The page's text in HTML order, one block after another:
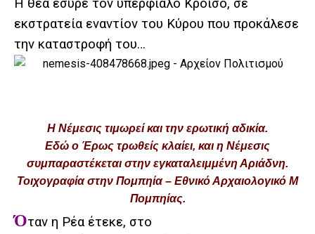
Η θεά έσυρε τον υπερφίαλο Κροίσο, σε
εκστρατεία εναντίον του Κύρου που προκάλεσε
την καταστροφή του…
H Νέμεσις τιμωρεί και την ερωτική αδικία.
Εδώ ο Έρως τρωθείς κλαίει, και η Νέμεσις
συμπαραστέκεται στην εγκαταλειμμένη Αριάδνη.
Τοιχογραφία στην Πομπηία – Εθνικό Αρχαιολογικό Μ
Πομπηίας.
Όταν η Ρέα έτεκε, στο